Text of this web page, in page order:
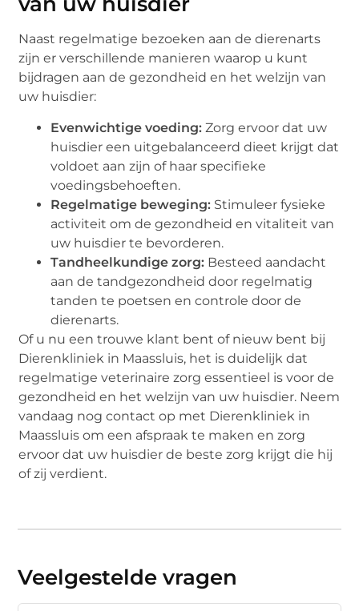
Naast regelmatige bezoeken aan de dierenarts
zijn er verschillende manieren waarop u kunt
bijdragen aan de gezondheid en het welzijn van
uw huisdier:
Evenwichtige voeding: Zorg ervoor dat uw
huisdier een uitgebalanceerd dieet krijgt dat
voldoet aan zijn of haar specifieke
voedingsbehoeften.
Regelmatige beweging: Stimuleer fysieke
activiteit om de gezondheid en vitaliteit van
uw huisdier te bevorderen.
Tandheelkundige zorg: Besteed aandacht
aan de tandgezondheid door regelmatig
tanden te poetsen en controle door de
dierenarts.
Of u nu een trouwe klant bent of nieuw bent bij
Dierenkliniek in Maassluis, het is duidelijk dat
regelmatige veterinaire zorg essentieel is voor de
gezondheid en het welzijn van uw huisdier. Neem
vandaag nog contact op met Dierenkliniek in
Maassluis om een afspraak te maken en zorg
ervoor dat uw huisdier de beste zorg krijgt die hij
of zij verdient.
Veelgestelde vragen